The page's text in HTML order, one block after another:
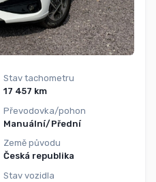
Stav tachometru
17 457 km
Převodovka/pohon
Manuální/Přední
Země původu
Česká republika
Stav vozidla